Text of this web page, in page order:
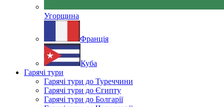
Угорщина
Франція
Куба
Гарячі тури
Гарячі тури до Туреччини
Гарячі тури до Єгипту
Гарячі тури до Болгарії